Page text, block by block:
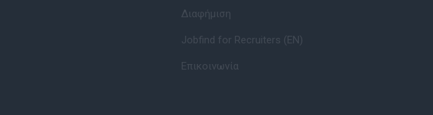
Διαφήμιση
Jobfind for Recruiters (EN)
Επικοινωνία